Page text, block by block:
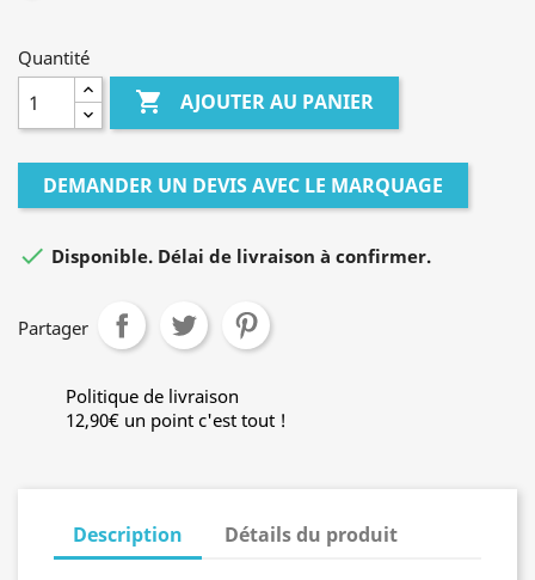
Quantité
 AJOUTER AU PANIER
DEMANDER UN DEVIS AVEC LE MARQUAGE
 Disponible. Délai de livraison à confirmer.
Partager
Politique de livraison
12,90€ un point c'est tout !
Description Détails du produit